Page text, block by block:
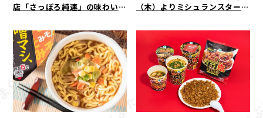
店「さっぽろ純連」の味わいが
れない“冷し麺”になりまし
た！「さっぽろ純連監修 冷し
味噌ラーメン」新発売！
（木）よりミシュランスター獲
帰（こんじきほととぎす）」と
のコラボレーションラーメンを
期間限定で提供開始